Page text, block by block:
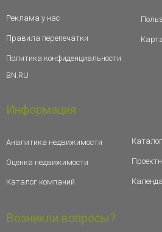
Реклама у нас
Правила перепечатки
Политика конфиденциальности
BN.RU
Информация
Аналитика недвижимости
Оценка недвижимости
Каталог компаний
Возникли вопросы?